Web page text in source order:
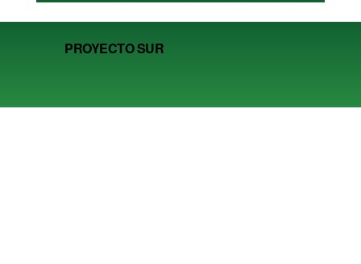
PROYECTO SUR